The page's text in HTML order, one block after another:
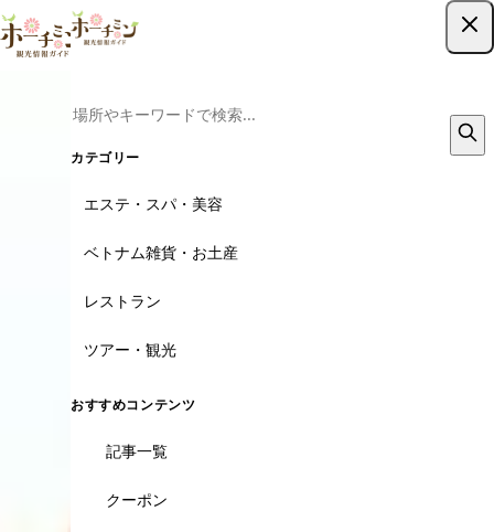
カテゴリー
エステ・スパ・美容
ベトナム雑貨・お土産
レストラン
ツアー・観光
おすすめコンテンツ
記事一覧
クーポン